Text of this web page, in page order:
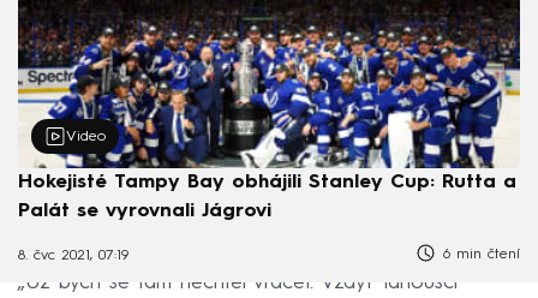
Video
Hokejisté Tampy Bay obhájili Stanley Cup: Rutta a
Palát se vyrovnali Jágrovi
8. čvc 2021, 07:19 6 min čtení
„Už bych se tam nechtěl vracet. Vždyť fanoušci